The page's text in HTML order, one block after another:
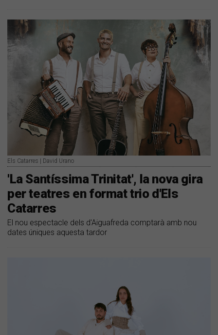
Els Catarres | David Urano
'La Santíssima Trinitat', la nova gira
per teatres en format trio d'Els
Catarres
El nou espectacle dels d'Aiguafreda comptarà amb nou
dates úniques aquesta tardor